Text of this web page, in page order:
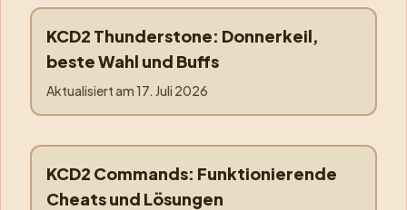
thunderstone
KCD2 Thunderstone: Donnerkeil,
beste Wahl und Buffs
Aktualisiert am17. Juli 2026
commands
KCD2 Commands: Funktionierende
Cheats und Lösungen